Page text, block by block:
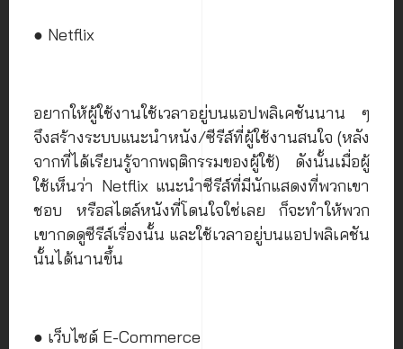
● Netflix
อยากให้ผู้ใช้งานใช้เวลาอยู่บนแอปพลิเคชันนาน ๆ
จึงสร้างระบบแนะนำหนัง/ซีรีส์ที่ผู้ใช้งานสนใจ (หลัง
จากที่ได้เรียนรู้จากพฤติกรรมของผู้ใช้) ดังนั้นเมื่อผู้
ใช้เห็นว่า Netflix แนะนำซีรีส์ที่มีนักแสดงที่พวกเขา
ชอบ หรือสไตล์หนังที่โดนใจใช่เลย ก็จะทำให้พวก
เขากดดูซีรีส์เรื่องนั้น และใช้เวลาอยู่บนแอปพลิเคชัน
นั้นได้นานขึ้น
● เว็บไซต์ E-Commerce